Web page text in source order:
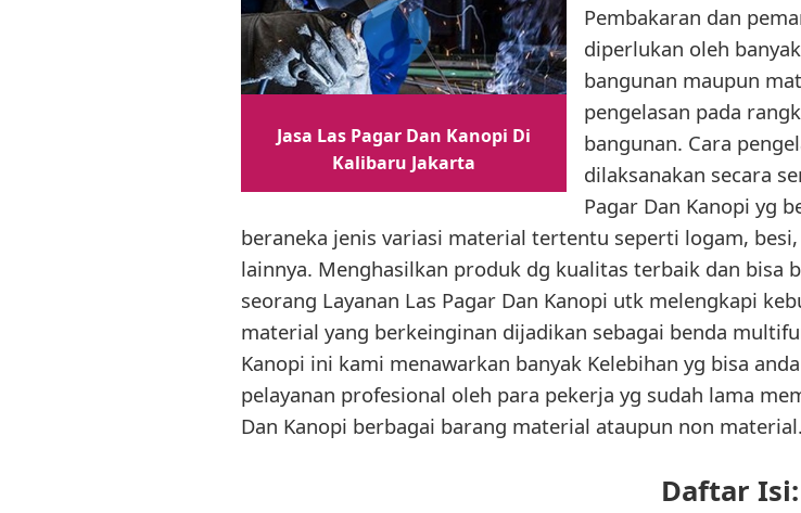
Jasa Las Pagar Dan Kanopi Di
Kalibaru Jakarta
Pembakaran dan
diperlukan oleh
bangunan maupun
pengelasan pada
bangunan. Cara
dilaksanakan secara
Pagar Dan Kanopi yg
beraneka jenis variasi material tertentu seperti logam,
lainnya. Menghasilkan produk dg kualitas terbaik dan bisa
seorang Layanan Las Pagar Dan Kanopi utk melengkapi
material yang berkeinginan dijadikan sebagai benda
Kanopi ini kami menawarkan banyak Kelebihan yg bisa
pelayanan profesional oleh para pekerja yg sudah lama
Dan Kanopi berbagai barang material ataupun non material.
Daftar Isi: